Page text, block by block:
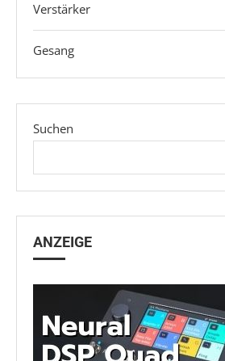
Suchen
ANZEIGE
Verstärker
Gesang